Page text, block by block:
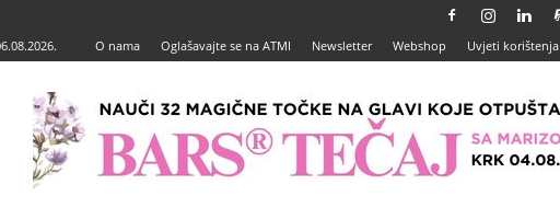
O nama Oglašavajte se na ATMI Newsletter Webshop Uvjeti korištenja